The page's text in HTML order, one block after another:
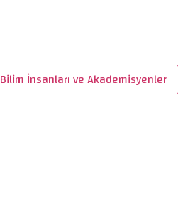
Bilim İnsanları ve Akademisyenler